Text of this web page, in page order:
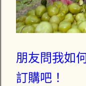
朋友問我如
訂購吧！